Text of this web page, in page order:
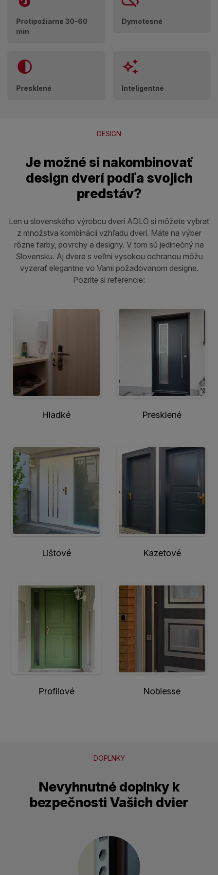
Protipožiarne 30-60
min
Dymotesné
Presklené Inteligentné
DESIGN
Je možné si nakombinovať
design dverí podľa svojich
predstáv?
Len u slovenského výrobcu dverí ADLO si môžete vybrať
z množstva kombinácií vzhľadu dverí. Máte na výber
rôzne farby, povrchy a designy. V tom sú jedinečný na
Slovensku. Aj dvere s veľmi vysokou ochranou môžu
vyzerať elegantne vo Vami požadovanom designe.
Pozrite si referencie:
Hladké Presklené
Lištové Kazetové
Profilové Noblesse
DOPLNKY
Nevyhnutné doplnky k
bezpečnosti Vašich dvier